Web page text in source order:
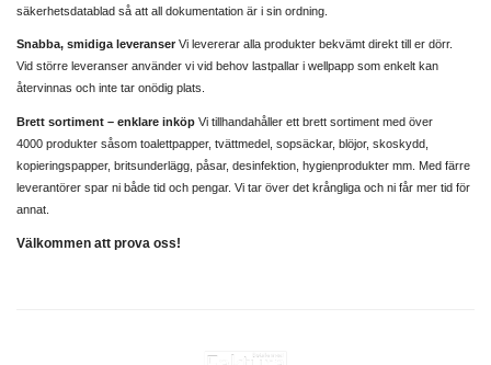
säkerhetsdatablad så att all dokumentation är i sin ordning.
Snabba, smidiga leveranser Vi levererar alla produkter bekvämt direkt till er dörr.
Vid större leveranser använder vi vid behov lastpallar i wellpapp som enkelt kan
återvinnas och inte tar onödig plats.
Brett sortiment – enklare inköp Vi tillhandahåller ett brett sortiment med över
4000 produkter såsom toalettpapper, tvättmedel, sopsäckar, blöjor, skoskydd,
kopieringspapper, britsunderlägg, påsar, desinfektion, hygienprodukter mm. Med färre
leverantörer spar ni både tid och pengar. Vi tar över det krångliga och ni får mer tid för
annat.
Välkommen att prova oss!